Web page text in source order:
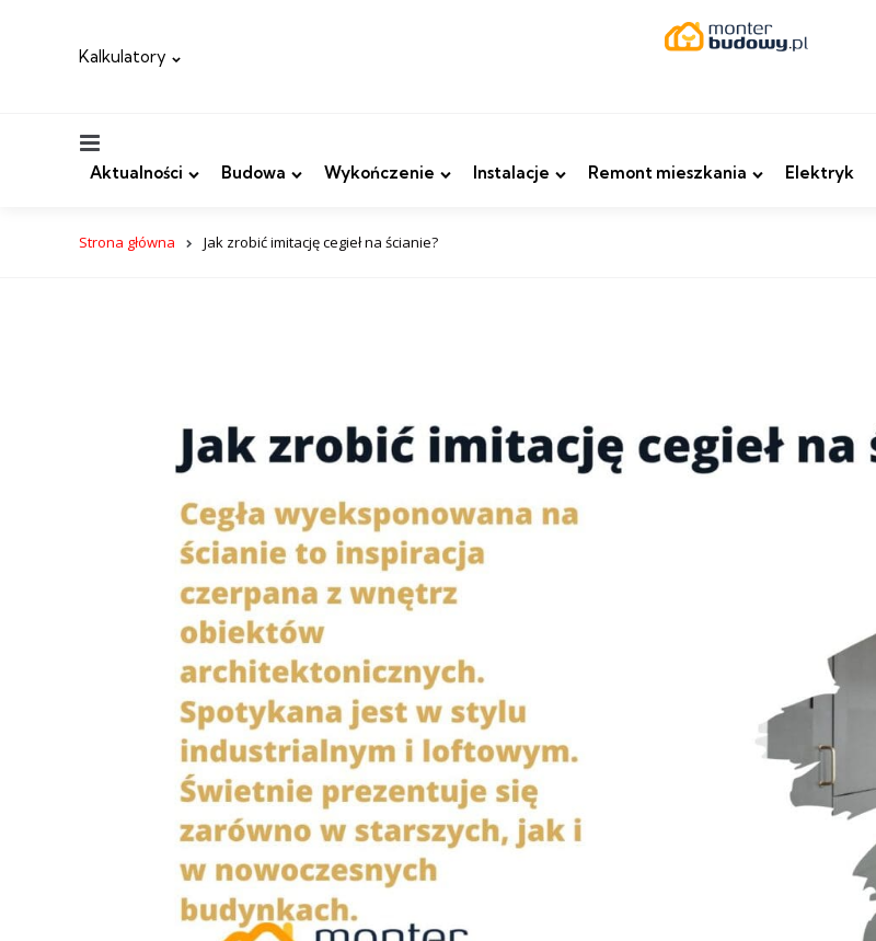
Kalkulatory
Aktualności Budowa Wykończenie Instalacje Remont mieszkania Elektryk
Strona główna Jak zrobić imitację cegieł na ścianie?